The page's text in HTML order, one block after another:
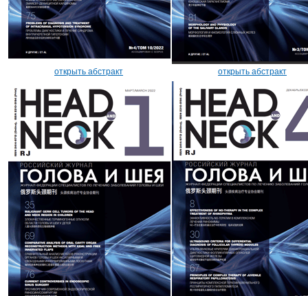
открыть абстракт открыть абстракт